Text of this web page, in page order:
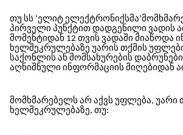
თუ სს ‘ელიტ
პირველი პუნქტით დადგენილი ვადის
მომენტიდან 12 თვის ვადაში მიაწოდა
ხელშეკრულებაზე უარის თქმის
საქონლის ან მომსახურების
აღნიშნული ინფორმაციის მიღებიდან
მომხმარებელს არ აქვს უფლება, უარი
ხელშეკრულებაზე, თუ: